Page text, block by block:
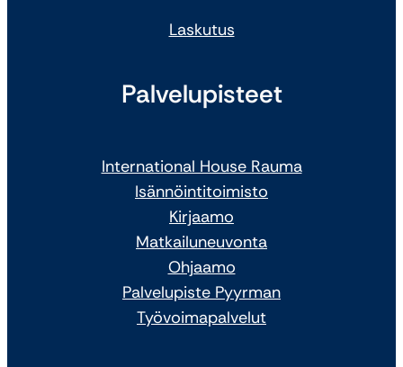
Laskutus
Palvelupisteet
International House Rauma
Isännöintitoimisto
Kirjaamo
Matkailuneuvonta
Ohjaamo
Palvelupiste Pyyrman
Työvoimapalvelut